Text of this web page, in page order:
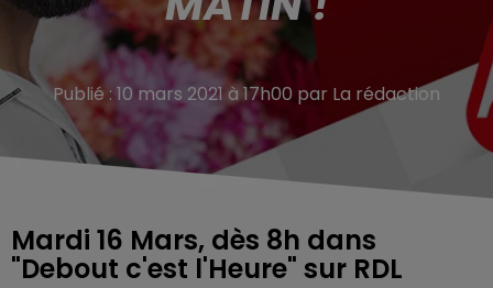
Publié : 10 mars 2021 à 17h00 par La rédaction
Mardi 16 Mars, dès 8h dans
"Debout c'est l'Heure" sur RDL